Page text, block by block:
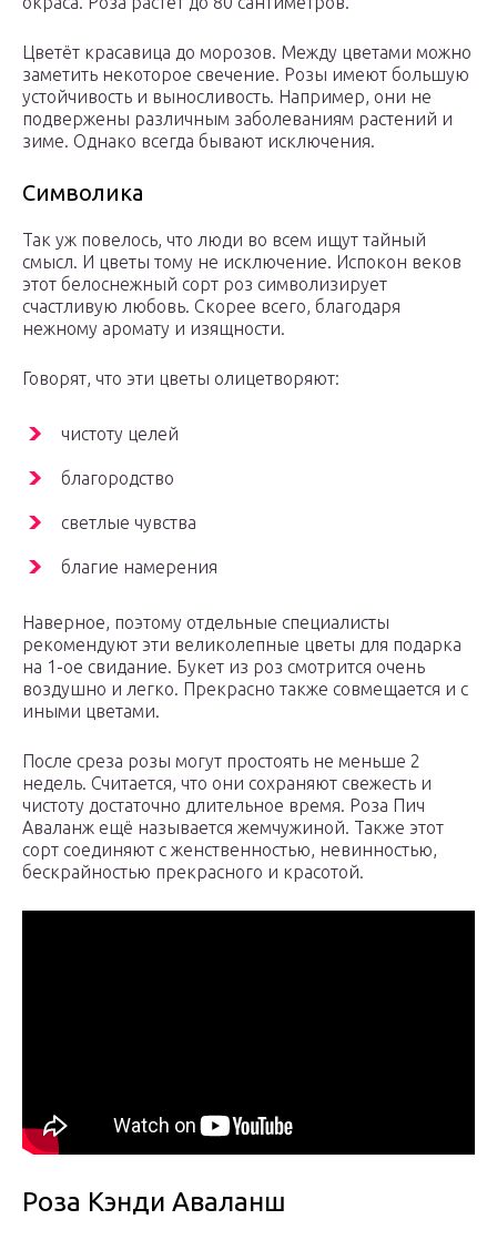
Цветёт красавица до морозов. Между цветами можно
заметить некоторое свечение. Розы имеют большую
устойчивость и выносливость. Например, они не
подвержены различным заболеваниям растений и
зиме. Однако всегда бывают исключения.
Символика
Так уж повелось, что люди во всем ищут тайный
смысл. И цветы тому не исключение. Испокон веков
этот белоснежный сорт роз символизирует
счастливую любовь. Скорее всего, благодаря
нежному аромату и изящности.
Говорят, что эти цветы олицетворяют:
чистоту целей
благородство
светлые чувства
благие намерения
Наверное, поэтому отдельные специалисты
рекомендуют эти великолепные цветы для подарка
на 1-ое свидание. Букет из роз смотрится очень
воздушно и легко. Прекрасно также совмещается и с
иными цветами.
После среза розы могут простоять не меньше 2
недель. Считается, что они сохраняют свежесть и
чистоту достаточно длительное время. Роза Пич
Аваланж ещё называется жемчужиной. Также этот
сорт соединяют с женственностью, невинностью,
бескрайностью прекрасного и красотой.
Роза Кэнди Аваланш